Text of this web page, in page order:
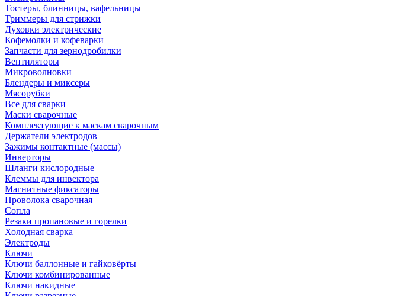
Тостеры, блинницы, вафельницы
Триммеры для стрижки
Духовки электрические
Кофемолки и кофеварки
Запчасти для зернодробилки
Вентиляторы
Микроволновки
Блендеры и миксеры
Мясорубки
Все для сварки
Маски сварочные
Комплектующие к маскам сварочным
Держатели электродов
Зажимы контактные (массы)
Инверторы
Шланги кислородные
Клеммы для инвектора
Магнитные фиксаторы
Проволока сварочная
Сопла
Резаки пропановые и горелки
Холодная сварка
Электроды
Ключи
Ключи баллонные и гайковёрты
Ключи комбинированные
Ключи накидные